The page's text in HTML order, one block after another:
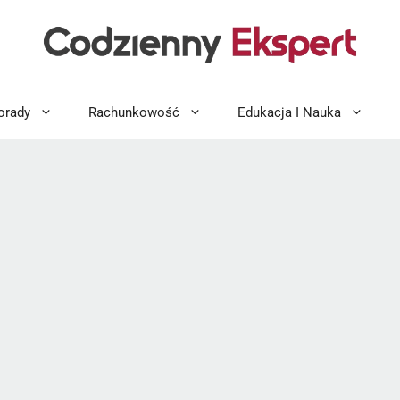
Rachunkowość Edukacja I Nauka